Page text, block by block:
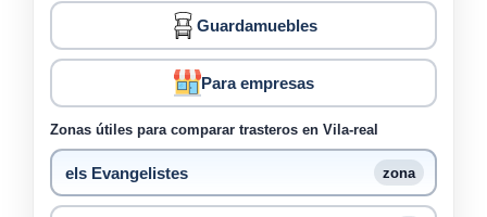
Guardamuebles
Para empresas
Zonas útiles para comparar trasteros en Vila-real
els Evangelistes zona